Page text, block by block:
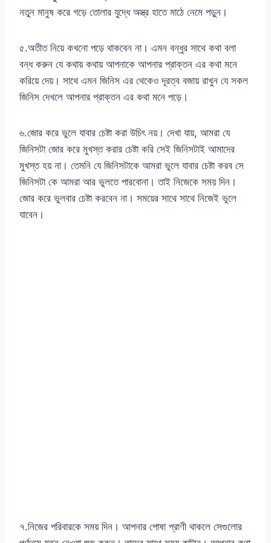
নতুন মানুষ করে গড়ে তোলার যুদ্ধে অস্ত্র হাতে মাঠে নেমে পড়ুন।
৫.অতীত নিয়ে কখনো পড়ে থাকবেন না। এমন বন্ধুর সাথে কথা বলা
বন্ধ করুন যে কথায় কথায় আপনাকে আপনার প্রাক্তন এর কথা মনে
করিয়ে দেয়। সাথে এমন জিনিস এর থেকেও দূরত্ব বজায় রাখুন যে সকল
জিনিস দেখলে আপনার প্রাক্তন এর কথা মনে পড়ে।
৬.জোর করে ভুলে যাবার চেষ্টা করা উচিৎ নয়। দেখা যায়, আমরা যে
জিনিসটা জোর করে মুখস্ত করার চেষ্টা করি সেই জিনিসটাই আমাদের
মুখস্ত হয় না। তেমনি যে জিনিসটাকে আমরা ভুলে যাবার চেষ্টা করব সে
জিনিসটা কে আমরা আর ভুলতে পারবোনা। তাই নিজেকে সময় দিন।
জোর করে ভুলবার চেষ্টা করবেন না। সময়ের সাথে সাথে নিজেই ভুলে
যাবেন।
৭.নিজের পরিবারকে সময় দিন। আপনার পোষা প্রাণী থাকলে সেগুলোর